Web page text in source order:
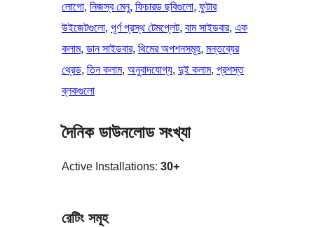
লোগো, নিজস্ব মেনু, ফিচারড ছবিগুলো, ফুটার
উইজেটগুলো, পূর্ণ প্রস্থ টেমপ্লেট, বাম সাইডবার, এক
কলাম, ডান সাইডবার, থিমের অপশনসমূহ, মন্তব্যের
থ্রেড, তিন কলাম, অনুবাদযোগ্য, দুই কলাম, প্রশস্ত
ব্লকগুলো
দৈনিক ডাউনলোড সংখ্যা
Active Installations: 30+
রেটিং সমূহ